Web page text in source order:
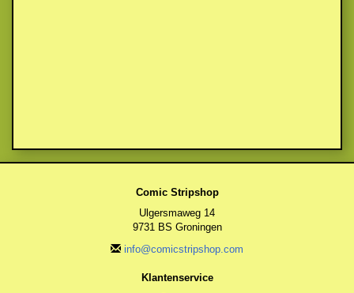
Comic Stripshop
Ulgersmaweg 14
9731 BS Groningen
info@comicstripshop.com
Klantenservice